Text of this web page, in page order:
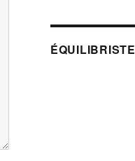
ÉQUILIBRISTE